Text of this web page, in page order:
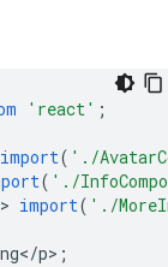
'react' ;
import( './
( './
> import( './
</p> ;